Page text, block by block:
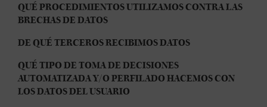
QUÉ PROCEDIMIENTOS UTILIZAMOS CONTRA LAS
BRECHAS DE DATOS
DE QUÉ TERCEROS RECIBIMOS DATOS
QUÉ TIPO DE TOMA DE DECISIONES
AUTOMATIZADA Y/O PERFILADO HACEMOS CON
LOS DATOS DEL USUARIO